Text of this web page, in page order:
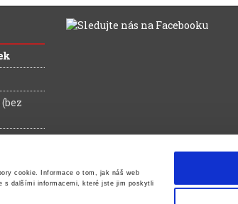
cookie.
Informace o tom, jak náš web
s dalšími informacemi, které jste jim poskytli